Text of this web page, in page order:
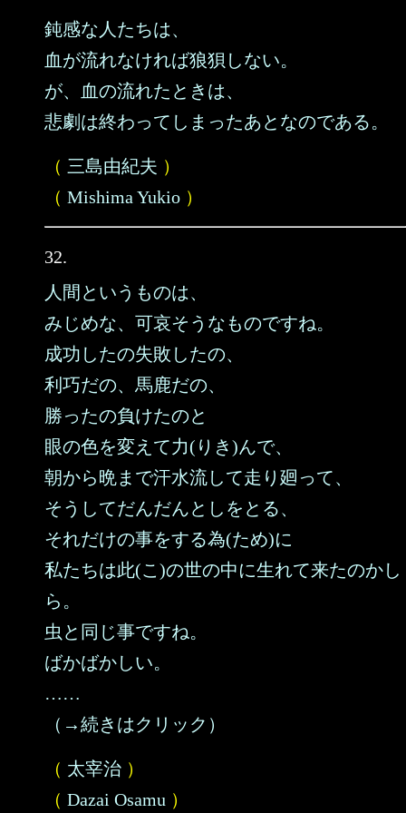
鈍感な人たちは、
血が流れなければ狼狽しない。
が、血の流れたときは、
悲劇は終わってしまったあとなのである。
（ 三島由紀夫 ）
（ Mishima Yukio ）
32.
人間というものは、
みじめな、可哀そうなものですね。
成功したの失敗したの、
利巧だの、馬鹿だの、
勝ったの負けたのと
眼の色を変えて力(りき)んで、
朝から晩まで汗水流して走り廻って、
そうしてだんだんとしをとる、
それだけの事をする為(ため)に
私たちは此(こ)の世の中に生れて来たのかし
ら。
虫と同じ事ですね。
ばかばかしい。
……
（→続きはクリック）
（ 太宰治 ）
（ Dazai Osamu ）